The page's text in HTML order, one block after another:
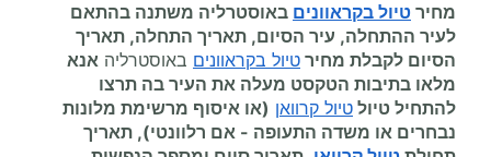
מחיר טיול בקראוונים באוסטרליה משתנה בהתאם
לעיר ההתחלה, עיר הסיום, תאריך התחלה, תאריך
הסיום לקבלת מחיר טיול בקראוונים באוסטרליה אנא
מלאו בתיבות הטקסט מעלה את העיר בה תרצו
להתחיל טיול טיול קרוואן (או איסוף מרשימת מלונות
נבחרים או משדה התעופה - אם רלוונטי), תאריך